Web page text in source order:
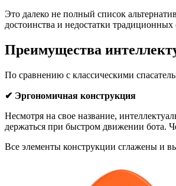
Это далеко не полный список
достоинства и недостатки
Преимущества
По сравнению с классическими
✔ Эргономичная конструкция
Несмотря на свое название,
держаться при быстром движении бота.
Все элементы конструкции сглажены и